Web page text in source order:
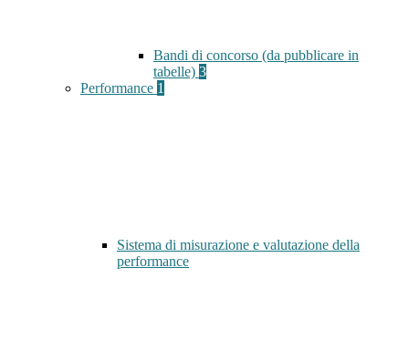
Bandi di concorso (da pubblicare in
tabelle) 3
Performance 1
Sistema di misurazione e valutazione della
performance